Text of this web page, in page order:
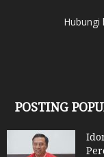
Hubungi
POSTING